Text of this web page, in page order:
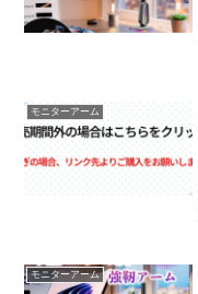
モニターアーム
モニターアーム